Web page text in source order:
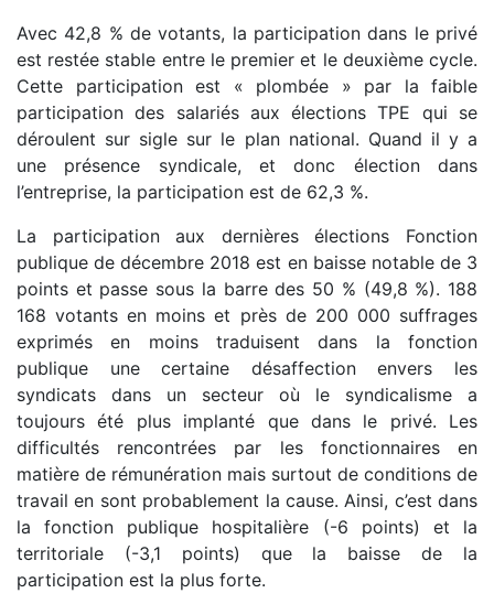
Avec 42,8 % de votants, la participation dans le privé
est restée stable entre le premier et le deuxième cycle.
Cette participation est « plombée » par la faible
participation des salariés aux élections TPE qui se
déroulent sur sigle sur le plan national. Quand il y a
une présence syndicale, et donc élection dans
l’entreprise, la participation est de 62,3 %.
La participation aux dernières élections Fonction
publique de décembre 2018 est en baisse notable de 3
points et passe sous la barre des 50 % (49,8 %). 188
168 votants en moins et près de 200 000 suffrages
exprimés en moins traduisent dans la fonction
publique une certaine désaffection envers les
syndicats dans un secteur où le syndicalisme a
toujours été plus implanté que dans le privé. Les
difficultés rencontrées par les fonctionnaires en
matière de rémunération mais surtout de conditions de
travail en sont probablement la cause. Ainsi, c’est dans
la fonction publique hospitalière (-6 points) et la
territoriale (-3,1 points) que la baisse de la
participation est la plus forte.